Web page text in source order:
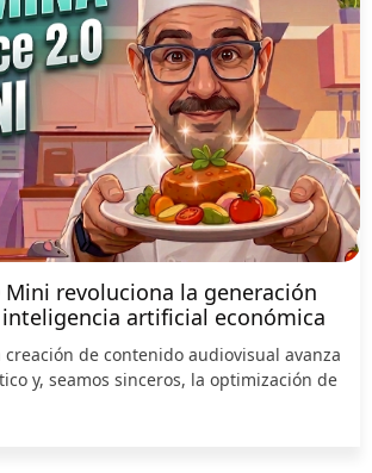
Mini revoluciona la generación
artificial económica
creación de contenido audiovisual avanza
y, seamos sinceros, la optimización de